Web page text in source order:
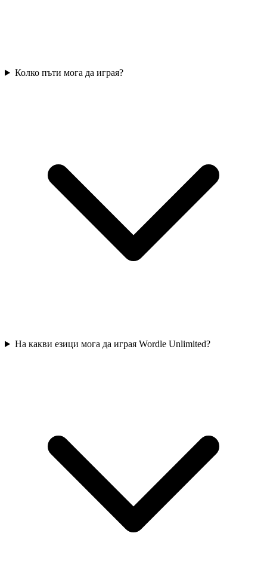
Колко пъти мога да играя?
На какви езици мога да играя Wordle Unlimited?